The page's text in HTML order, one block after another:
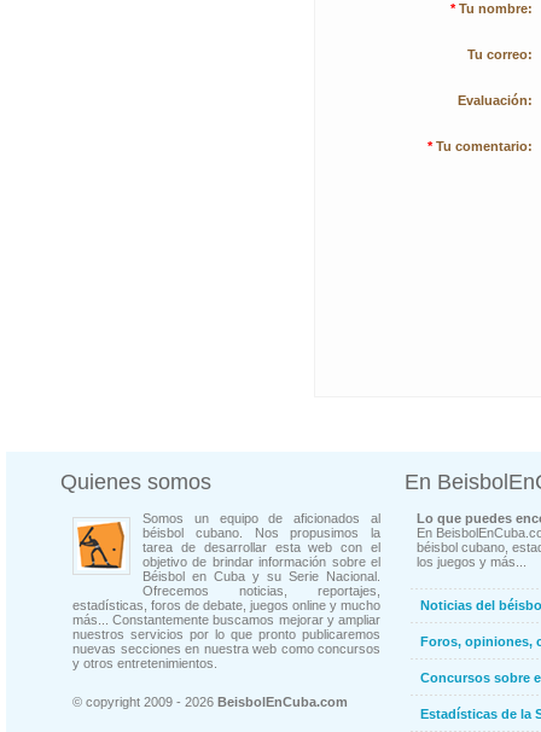
* Tu nombre:
Tu correo:
Evaluación:
* Tu comentario:
Quienes somos
Somos un equipo de aficionados al
béisbol cubano. Nos propusimos la
tarea de desarrollar esta web con el
objetivo de brindar información sobre el
Béisbol en Cuba y su Serie Nacional.
Ofrecemos noticias, reportajes,
estadísticas, foros de debate, juegos online y mucho
más... Constantemente buscamos mejorar y ampliar
nuestros servicios por lo que pronto publicaremos
nuevas secciones en nuestra web como concursos
y otros entretenimientos.
© copyright 2009 - 2026 BeisbolEnCuba.com
En
Lo que puedes
En
béisbol cubano,
los juegos y más...
Noticias del
Foros, opiniones,
Concursos sobre
Estadísticas de la